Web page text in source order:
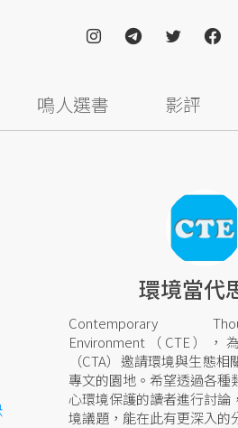
鳴人選書 影評
環境當代
Contemporary
Environment（CTE），
（CTA）邀請環境與生態
專文的園地。希望透過各種
心環境保護的讀者進行討論
境議題，能在此有更深入的